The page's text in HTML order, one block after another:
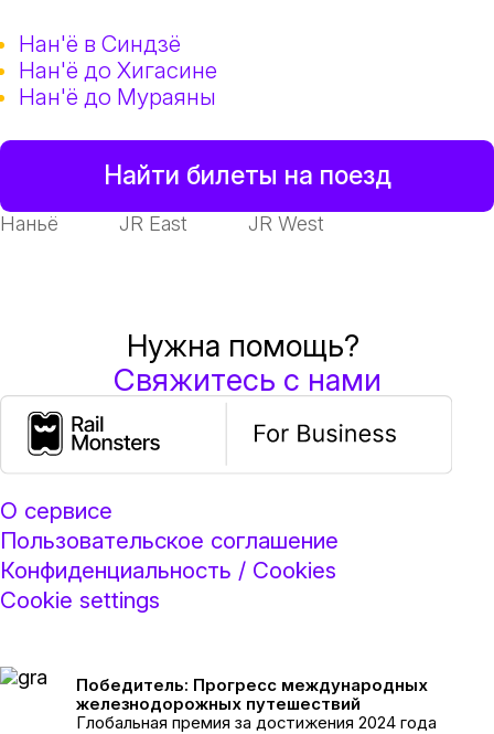
Нан'ё в Синдзё
Нан'ё до Хигасине
Нан'ё до Мураяны
Найти билеты на поезд
Наньё JR East JR West
Нужна помощь?
Свяжитесь с нами
О сервисе
Пользовательское соглашение
Конфиденциальность / Cookies
Cookie settings
Победитель: Прогресс международных
железнодорожных путешествий
Глобальная премия за достижения 2024 года